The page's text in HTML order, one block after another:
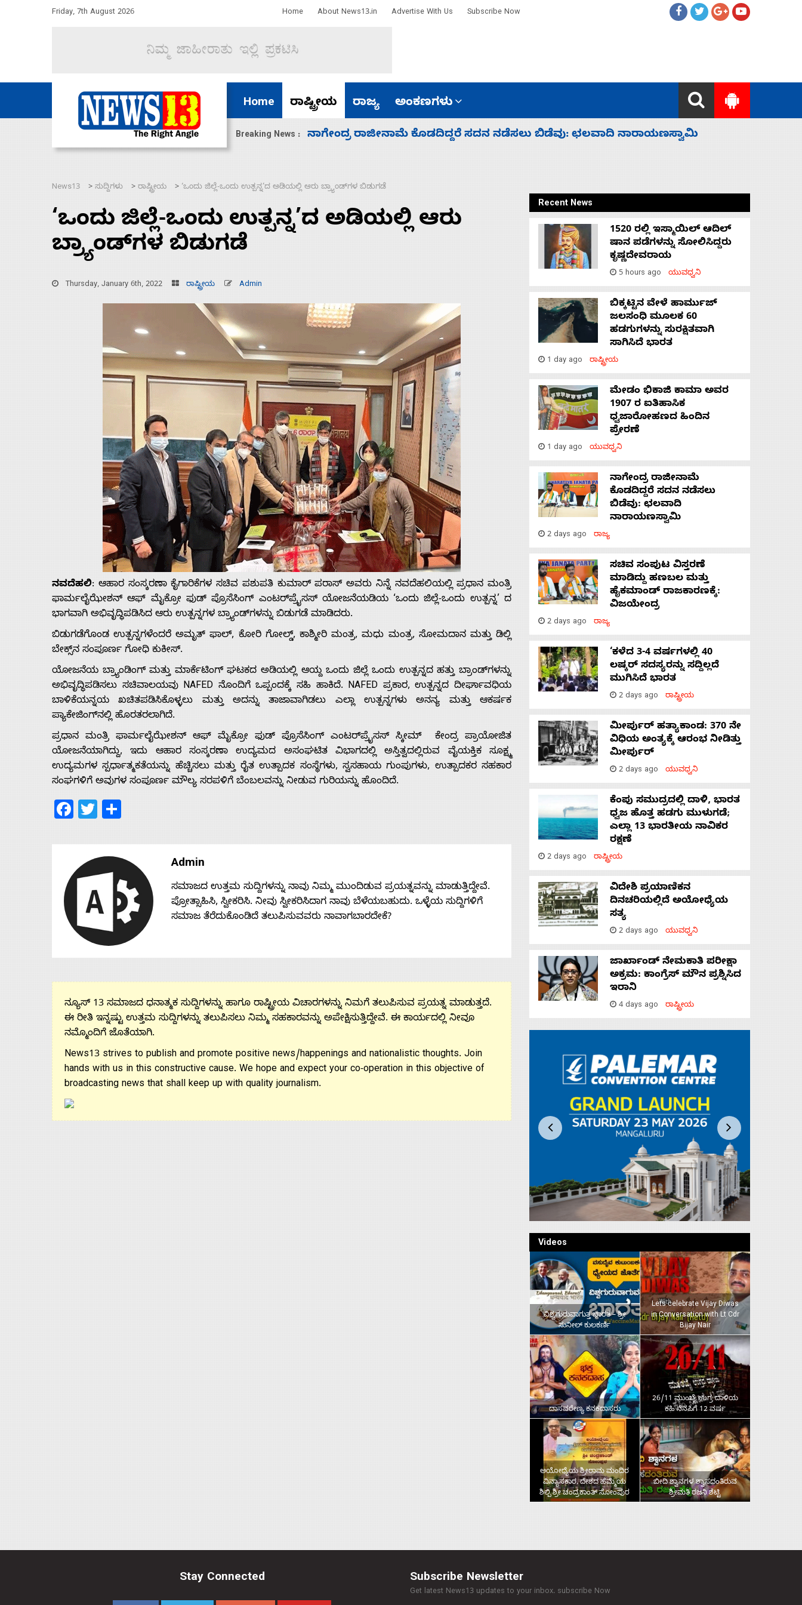
Friday, 7th August 2026 Home About News13.in Advertise With Us Subscribe Now
Home ರಾಷ್ಟ್ರೀಯ ರಾಜ್ಯ ಅಂಕಣಗಳು
Breaking News :
ಸದನ ನಡೆಸಲು ಬಿಡೆವು: ಛಲವಾದಿ ನಾರಾಯಣಸ್ವಾಮಿ ಸಚಿವ ಸಂಪುಟ ವಿಸ್ತರಣೆ ಮಾಡಿದ್ದು ಹಣಬಲ ಮತ್ತು ಹೈಕಮಾಂಡ್ ರಾಜಕಾರಣಕ್ಕೆ: ವಿಜಯೇಂದ್ರ
Advertise
Contact
News13 > ಸುದ್ದಿಗಳು > ರಾಷ್ಟ್ರೀಯ > ‘ಒಂದು ಜಿಲ್ಲೆ-ಒಂದು ಉತ್ಪನ್ನ’ದ ಅಡಿಯಲ್ಲಿ ಆರು ಬ್ರ್ಯಾಂಡ್‌ಗಳ ಬಿಡುಗಡೆ
‘ಒಂದು ಜಿಲ್ಲೆ-ಒಂದು ಉತ್ಪನ್ನ’ದ ಅಡಿಯಲ್ಲಿ ಆರು
ಬ್ರ್ಯಾಂಡ್‌ಗಳ ಬಿಡುಗಡೆ
Thursday, January 6th, 2022 ರಾಷ್ಟ್ರೀಯ Admin
ನವದೆಹಲಿ: ಆಹಾರ ಸಂಸ್ಕರಣಾ ಕೈಗಾರಿಕೆಗಳ ಸಚಿವ ಪಶುಪತಿ ಕುಮಾರ್ ಪರಾಸ್ ಅವರು ನಿನ್ನೆ ನವದೆಹಲಿಯಲ್ಲಿ ಪ್ರಧಾನ ಮಂತ್ರಿ
ಫಾರ್ಮಲೈಝೇಶನ್‌ ಆಫ್ ಮೈಕ್ರೋ ಫುಡ್ ಪ್ರೊಸೆಸಿಂಗ್ ಎಂಟರ್‌ಪ್ರೈಸಸ್ ಯೋಜನೆಯಡಿಯ ‘ಒಂದು ಜಿಲ್ಲೆ-ಒಂದು ಉತ್ಪನ್ನ’ ದ
ಭಾಗವಾಗಿ ಅಭಿವೃದ್ಧಿಪಡಿಸಿದ ಆರು ಉತ್ಪನ್ನಗಳ ಬ್ರ್ಯಾಂಡ್‌ಗಳನ್ನು ಬಿಡುಗಡೆ ಮಾಡಿದರು.
ಬಿಡುಗಡೆಗೊಂಡ ಉತ್ಪನ್ನಗಳೆಂದರೆ ಅಮೃತ್ ಫಾಲ್, ಕೋರಿ ಗೋಲ್ಡ್, ಕಾಶ್ಮೀರಿ ಮಂತ್ರ, ಮಧು ಮಂತ್ರ, ಸೋಮದಾನ ಮತ್ತು ಡಿಲ್ಲಿ
ಬೇಕ್ಸ್‌ನ ಸಂಪೂರ್ಣ ಗೋಧಿ ಕುಕೀಸ್.
ಯೋಜನೆಯ ಬ್ರ್ಯಾಂಡಿಂಗ್ ಮತ್ತು ಮಾರ್ಕೆಟಿಂಗ್ ಘಟಕದ ಅಡಿಯಲ್ಲಿ ಆಯ್ದ ಒಂದು ಜಿಲ್ಲೆ ಒಂದು ಉತ್ಪನ್ನದ ಹತ್ತು ಬ್ರಾಂಡ್‌ಗಳನ್ನು
ಅಭಿವೃದ್ಧಿಪಡಿಸಲು ಸಚಿವಾಲಯವು NAFED ನೊಂದಿಗೆ ಒಪ್ಪಂದಕ್ಕೆ ಸಹಿ ಹಾಕಿದೆ. NAFED ಪ್ರಕಾರ, ಉತ್ಪನ್ನದ ದೀರ್ಘಾವಧಿಯ
ಬಾಳಿಕೆಯನ್ನಯ ಖಚಿತಪಡಿಸಿಕೊಳ್ಳಲು ಮತ್ತು ಅದನ್ನು ತಾಜಾವಾಗಿಡಲು ಎಲ್ಲಾ ಉತ್ಪನ್ನಗಳು ಅನನ್ಯ ಮತ್ತು ಆಕರ್ಷಕ
ಪ್ಯಾಕೇಜಿಂಗ್‌ನಲ್ಲಿ ಹೊರತರಲಾಗಿದೆ.
ಪ್ರಧಾನ ಮಂತ್ರಿ ಫಾರ್ಮಲೈಝೇಶನ್‌ ಆಫ್ ಮೈಕ್ರೋ ಫುಡ್ ಪ್ರೊಸೆಸಿಂಗ್ ಎಂಟರ್‌ಪ್ರೈಸಸ್ ಸ್ಕೀಮ್‌ ಕೇಂದ್ರ ಪ್ರಾಯೋಜಿತ
ಯೋಜನೆಯಾಗಿದ್ದು, ಇದು ಆಹಾರ ಸಂಸ್ಕರಣಾ ಉದ್ಯಮದ ಅಸಂಘಟಿತ ವಿಭಾಗದಲ್ಲಿ ಅಸ್ತಿತ್ವದಲ್ಲಿರುವ ವೈಯಕ್ತಿಕ ಸೂಕ್ಷ್ಮ
ಉದ್ಯಮಗಳ ಸ್ಪರ್ಧಾತ್ಮಕತೆಯನ್ನು ಹೆಚ್ಚಿಸಲು ಮತ್ತು ರೈತ ಉತ್ಪಾದಕ ಸಂಸ್ಥೆಗಳು, ಸ್ವಸಹಾಯ ಗುಂಪುಗಳು, ಉತ್ಪಾದಕರ ಸಹಕಾರ
ಸಂಘಗಳಿಗೆ ಅವುಗಳ ಸಂಪೂರ್ಣ ಮೌಲ್ಯ ಸರಪಳಿಗೆ ಬೆಂಬಲವನ್ನು ನೀಡುವ ಗುರಿಯನ್ನು ಹೊಂದಿದೆ.
Facebook
Twitter
Admin
ಸಮಾಜದ ಉತ್ತಮ ಸುದ್ದಿಗಳನ್ನು ನಾವು ನಿಮ್ಮ ಮುಂದಿಡುವ ಪ್ರಯತ್ನವನ್ನು ಮಾಡುತ್ತಿದ್ದೇವೆ.
ಪ್ರೋತ್ಸಾಹಿಸಿ, ಸ್ವೀಕರಿಸಿ. ನೀವು ಸ್ವೀಕರಿಸಿದಾಗ ನಾವು ಬೆಳೆಯಬಹುದು. ಒಳ್ಳೆಯ ಸುದ್ದಿಗಳಿಗೆ
ಸಮಾಜ ತೆರೆದುಕೊಂಡಿದೆ ತಲುಪಿಸುವವರು ನಾವಾಗಬಾರದೇಕೆ?
ನ್ಯೂಸ್ 13 ಸಮಾಜದ ಧನಾತ್ಮಕ ಸುದ್ದಿಗಳನ್ನು ಹಾಗೂ ರಾಷ್ಟ್ರೀಯ ವಿಚಾರಗಳನ್ನು ನಿಮಗೆ ತಲುಪಿಸುವ ಪ್ರಯತ್ನ ಮಾಡುತ್ತದೆ.
ಈ ರೀತಿ ಇನ್ನಷ್ಟು ಉತ್ತಮ ಸುದ್ದಿಗಳನ್ನು ತಲುಪಿಸಲು ನಿಮ್ಮ ಸಹಕಾರವನ್ನು ಅಪೇಕ್ಷಿಸುತ್ತಿದ್ದೇವೆ. ಈ ಕಾರ್ಯದಲ್ಲಿ ನೀವೂ
ನಮ್ಮೊಂದಿಗೆ ಜೊತೆಯಾಗಿ.
News13 strives to publish and promote positive news/happenings and nationalistic thoughts. Join
hands with us in this constructive cause. We hope and expect your co-operation in this objective of
broadcasting news that shall keep up with quality journalism.
Recent News
1520 ರಲ್ಲಿ ಇಸ್ಮಾಯಿಲ್ ಆದಿಲ್
ಷಾನ ಪಡೆಗಳನ್ನು ಸೋಲಿಸಿದ್ದರು
ಕೃಷ್ಣದೇವರಾಯ
5 hours ago ಯುವಧ್ವನಿ
ಬಿಕ್ಕಟ್ಟಿನ ವೇಳೆ ಹಾರ್ಮುಜ್
ಜಲಸಂಧಿ ಮೂಲಕ 60
ಹಡಗುಗಳನ್ನು ಸುರಕ್ಷಿತವಾಗಿ
ಸಾಗಿಸಿದೆ ಭಾರತ
1 day ago ರಾಷ್ಟ್ರೀಯ
ಮೇಡಂ ಭಿಕಾಜಿ ಕಾಮಾ ಅವರ
1907 ರ ಐತಿಹಾಸಿಕ
ಧ್ವಜಾರೋಹಣದ ಹಿಂದಿನ
ಪ್ರೇರಣೆ
1 day ago ಯುವಧ್ವನಿ
ನಾಗೇಂದ್ರ ರಾಜೀನಾಮೆ
ಕೊಡದಿದ್ದರೆ ಸದನ ನಡೆಸಲು
ಬಿಡೆವು: ಛಲವಾದಿ
ನಾರಾಯಣಸ್ವಾಮಿ
2 days ago ರಾಜ್ಯ
ಸಚಿವ ಸಂಪುಟ ವಿಸ್ತರಣೆ
ಮಾಡಿದ್ದು ಹಣಬಲ ಮತ್ತು
ಹೈಕಮಾಂಡ್ ರಾಜಕಾರಣಕ್ಕೆ:
ವಿಜಯೇಂದ್ರ
2 days ago ರಾಜ್ಯ
‘ಕಳೆದ 3-4 ವರ್ಷಗಳಲ್ಲಿ 40
ಲಷ್ಕರ್ ಸದಸ್ಯರನ್ನು ಸದ್ದಿಲ್ಲದೆ
ಮುಗಿಸಿದೆ ಭಾರತ
2 days ago ರಾಷ್ಟ್ರೀಯ
ಮೀರ್ಪುರ್ ಹತ್ಯಾಕಾಂಡ: 370 ನೇ
ವಿಧಿಯ ಅಂತ್ಯಕ್ಕೆ ಆರಂಭ ನೀಡಿತ್ತು
ಮೀರ್ಪುರ್
2 days ago ಯುವಧ್ವನಿ
ಕೆಂಪು ಸಮುದ್ರದಲ್ಲಿ ದಾಳಿ, ಭಾರತ
ಧ್ವಜ ಹೊತ್ತ ಹಡಗು ಮುಳುಗಡೆ;
ಎಲ್ಲಾ 13 ಭಾರತೀಯ ನಾವಿಕರ
ರಕ್ಷಣೆ
2 days ago ರಾಷ್ಟ್ರೀಯ
ವಿದೇಶಿ ಪ್ರಯಾಣಿಕನ
ದಿನಚರಿಯಲ್ಲಿದೆ ಅಯೋಧ್ಯೆಯ
ಸತ್ಯ
2 days ago ಯುವಧ್ವನಿ
ಜಾರ್ಖಾಂಡ್‌ ನೇಮಕಾತಿ ಪರೀಕ್ಷಾ
ಅಕ್ರಮ: ಕಾಂಗ್ರೆಸ್‌ ಮೌನ ಪ್ರಶ್ನಿಸಿದ
ಇರಾನಿ
4 days ago ರಾಷ್ಟ್ರೀಯ
Videos
ವಿಶ್ವಗುರುವಾಗುತ್ತ ಭಾರತ – ಶ್ರೀ
ಸುನೀಲ್‌ ಕುಲಕರ್ಣಿ
Lets celebrate Vijay Diwas
in Conversation with Lt Cdr
Bijay Nair
ದಾಸವರೇಣ್ಯ ಕನಕದಾಸರು
26/11 ಮುಂಬೈ ಉಗ್ರ ದಾಳಿಯ
ಕಹಿ ನೆನಪಿಗೆ 12 ವರ್ಷ
ಅಯೋಧ್ಯೆಯ ಶ್ರೀರಾಮ ಮಂದಿರ
ವಿನ್ಯಾಸಕಾರ, ದೇಶದ ಹೆಮ್ಮೆಯ
ಶಿಲ್ಪಿ ಶ್ರೀ ಚಂದ್ರಕಾಂತ್‌ ಸೋಂಪುರ
ಬೀದಿ ಶ್ವಾನಗಳ ಶ್ವಾಸದಂತಿರುವ
ಶ್ರೀಮತಿ ರಜನಿ ಶೆಟ್ಟಿ
Stay Connected Subscribe Newsletter
Get latest News13 updates to your inbox. subscribe Now